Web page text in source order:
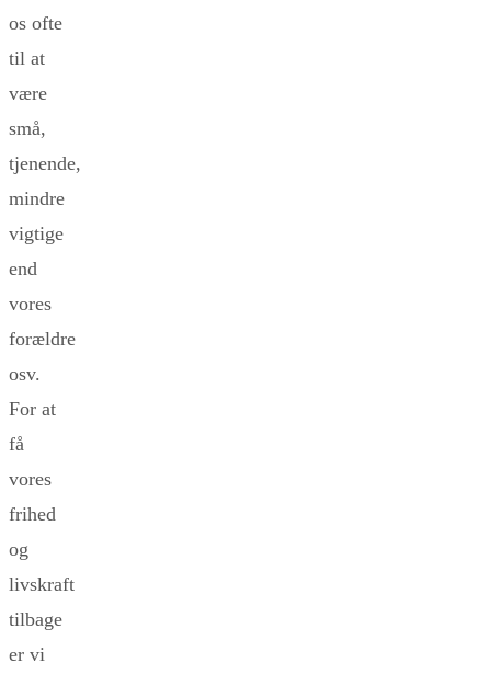
os ofte
til at
være
små,
tjenende,
mindre
vigtige
end
vores
forældre
osv.
For at
få
vores
frihed
og
livskraft
tilbage
er vi